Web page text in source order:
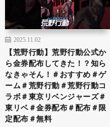
2025.11.02
【荒野行動】荒野行動公式か
ら金券配布してきた！？知ら
なきゃそん！＃おすすめ＃ゲ
ーム＃荒野行動＃荒野行動コ
ラボ＃東京リベンジャーズ＃
東リベ＃金券配布＃配布＃限
定配布＃無料